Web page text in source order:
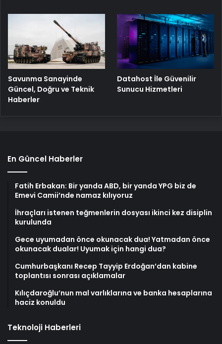
Savunma Sanayinde
Güncel, Doğru ve Teknik
Haberler
Datahost İle Güvenilir
Sunucu Hizmetleri
En Güncel Haberler
Fatih Erbakan: Bir yanda ABD, bir yanda YPG biz de
Emevi Camii’nde namaz kılıyoruz
İhraçları istenen teğmenlerin dosyası ikinci kez disiplin
kurulunda
Gece uyumadan önce okunacak dua! Yatmadan önce
okunacak dualar! Uyumak için hangi dua?
Cumhurbaşkanı Recep Tayyip Erdoğan’dan kabine
toplantısı sonrası açıklamalar
Kılıçdaroğlu’nun mal varlıklarına ve banka hesaplarına
haciz konuldu
Teknoloji Haberleri